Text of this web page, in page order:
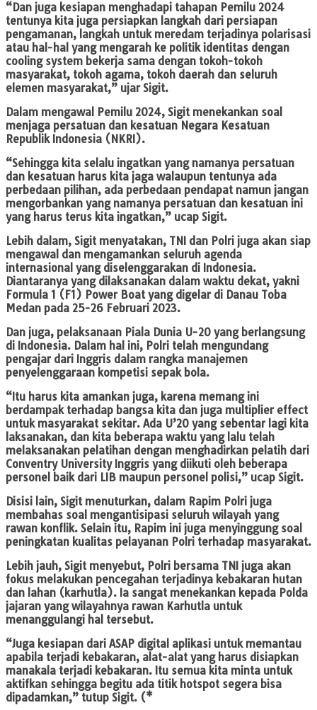
“Dan juga kesiapan menghadapi tahapan Pemilu 2024
tentunya kita juga persiapkan langkah dari persiapan
pengamanan, langkah untuk meredam terjadinya polarisasi
atau hal-hal yang mengarah ke politik identitas dengan
cooling system bekerja sama dengan tokoh-tokoh
masyarakat, tokoh agama, tokoh daerah dan seluruh
elemen masyarakat,” ujar Sigit.
Dalam mengawal Pemilu 2024, Sigit menekankan soal
menjaga persatuan dan kesatuan Negara Kesatuan
Republik Indonesia (NKRI).
“Sehingga kita selalu ingatkan yang namanya persatuan
dan kesatuan harus kita jaga walaupun tentunya ada
perbedaan pilihan, ada perbedaan pendapat namun jangan
mengorbankan yang namanya persatuan dan kesatuan ini
yang harus terus kita ingatkan,” ucap Sigit.
Lebih dalam, Sigit menyatakan, TNI dan Polri juga akan siap
mengawal dan mengamankan seluruh agenda
internasional yang diselenggarakan di Indonesia.
Diantaranya yang dilaksanakan dalam waktu dekat, yakni
Formula 1 (F1) Power Boat yang digelar di Danau Toba
Medan pada 25-26 Februari 2023.
Dan juga, pelaksanaan Piala Dunia U-20 yang berlangsung
di Indonesia. Dalam hal ini, Polri telah mengundang
pengajar dari Inggris dalam rangka manajemen
penyelenggaraan kompetisi sepak bola.
“Itu harus kita amankan juga, karena memang ini
berdampak terhadap bangsa kita dan juga multiplier effect
untuk masyarakat sekitar. Ada U’20 yang sebentar lagi kita
laksanakan, dan kita beberapa waktu yang lalu telah
melaksanakan pelatihan dengan menghadirkan pelatih dari
Conventry University Inggris yang diikuti oleh beberapa
personel baik dari LIB maupun personel polisi,” ucap Sigit.
Disisi lain, Sigit menuturkan, dalam Rapim Polri juga
membahas soal mengantisipasi seluruh wilayah yang
rawan konflik. Selain itu, Rapim ini juga menyinggung soal
peningkatan kualitas pelayanan Polri terhadap masyarakat.
Lebih jauh, Sigit menyebut, Polri bersama TNI juga akan
fokus melakukan pencegahan terjadinya kebakaran hutan
dan lahan (karhutla). Ia sangat menekankan kepada Polda
jajaran yang wilayahnya rawan Karhutla untuk
menanggulangi hal tersebut.
“Juga kesiapan dari ASAP digital aplikasi untuk memantau
apabila terjadi kebakaran, alat-alat yang harus disiapkan
manakala terjadi kebakaran. Itu semua kita minta untuk
aktifkan sehingga begitu ada titik hotspot segera bisa
dipadamkan,” tutup Sigit. (*